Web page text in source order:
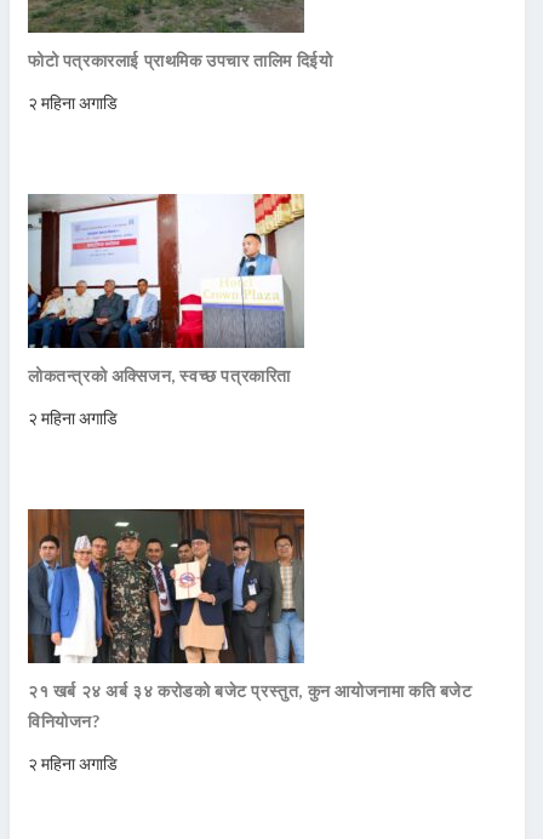
फोटो पत्रकारलाई प्राथमिक उपचार तालिम दिईयो
२ महिना अगाडि
लोकतन्त्रको अक्सिजन, स्वच्छ पत्रकारिता
२ महिना अगाडि
२१ खर्ब २४ अर्ब ३४ करोडको बजेट प्रस्तुत, कुन आयोजनामा कति बजेट
विनियोजन?
२ महिना अगाडि